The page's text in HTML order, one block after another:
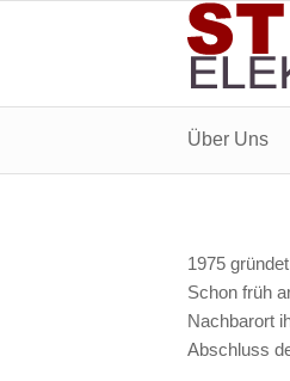
Über Uns
1975
Schon früh
Nachbarort
Abschluss